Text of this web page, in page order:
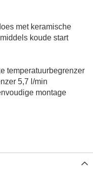
met keramische
koude start
temperatuurbegrenzer
5,7 l/min
montage